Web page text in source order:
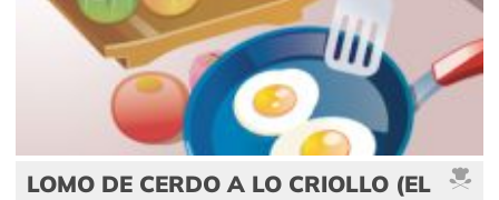
LOMO DE CERDO A LO CRIOLLO (EL